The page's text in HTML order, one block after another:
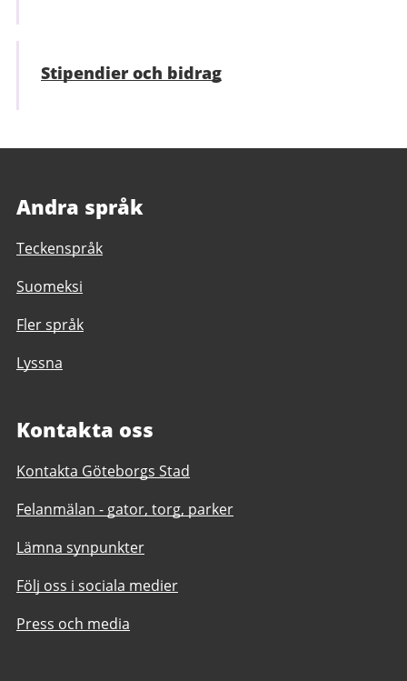
Stipendier och bidrag
Andra språk
Teckenspråk
Suomeksi
Fler språk
Lyssna
Kontakta oss
Kontakta Göteborgs Stad
Felanmälan - gator, torg, parker
Lämna synpunkter
Följ oss i sociala medier
Press och media